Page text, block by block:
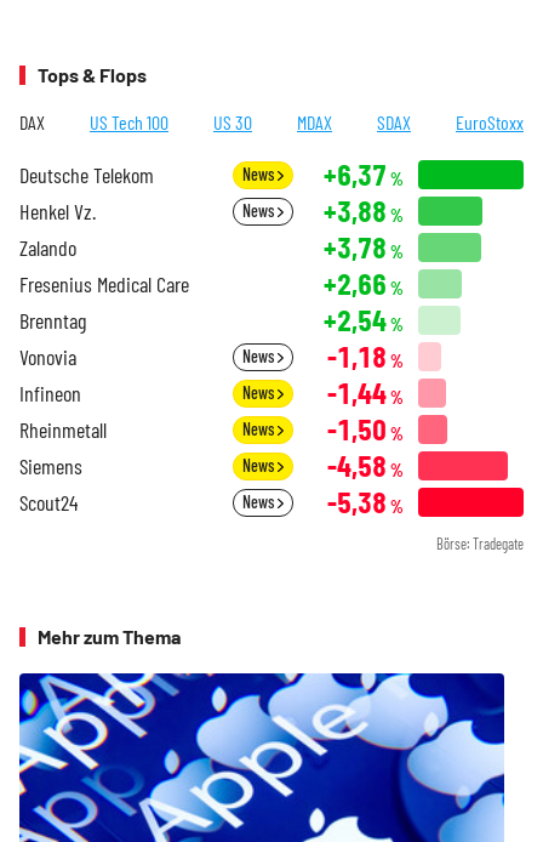
Tops & Flops
DAX US Tech 100 US 30 MDAX SDAX EuroStoxx
Deutsche Telekom News +6,37 %
Henkel Vz. News +3,88 %
Zalando +3,78 %
Fresenius Medical Care +2,66 %
Brenntag +2,54%
Vonovia News -1,18 %
Infineon News -1,44%
Rheinmetall News -1,50 %
Siemens News -4,58 %
Scout24 News -5,38 %
Börse: Tradegate
Mehr zum Thema